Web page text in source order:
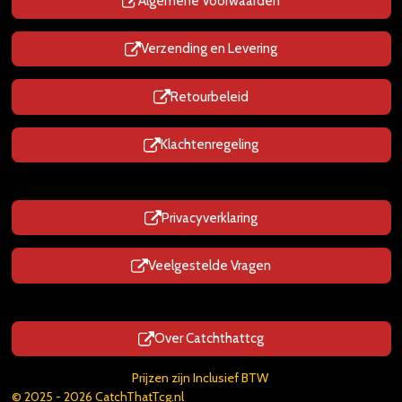
Verzending en Levering
Retourbeleid
Klachtenregeling
Privacyverklaring
Veelgestelde Vragen
Over Catchthattcg
Prijzen zijn Inclusief BTW
© 2025 - 2026 CatchThatTcg.nl